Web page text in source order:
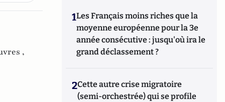
,
1Les Français moins riches que la
moyenne européenne pour la 3e
année consécutive : jusqu'où ira le
grand déclassement ?
2Cette autre crise migratoire
(semi-orchestrée) qui se profile